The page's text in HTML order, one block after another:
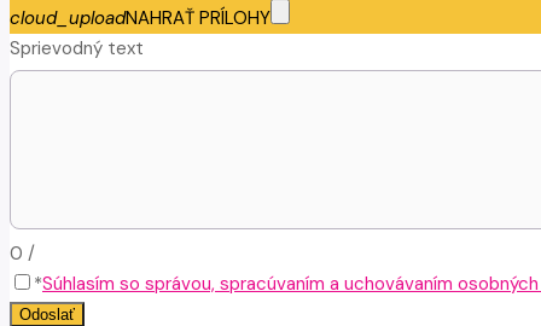
cloud_uploadNAHRAŤ PRÍLOHY
Sprievodný text
0 /
*Súhlasím so správou, spracúvaním a uchovávaním
Odoslať